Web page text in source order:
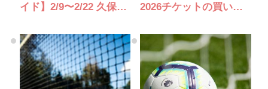
イド】2/9〜2/22 久保建
ド！NBAオールスター
など注目度抜群の試合
が続々！
2026チケットの買い
ット販売ガイド｜日本
戦の入手方法と観戦方
法